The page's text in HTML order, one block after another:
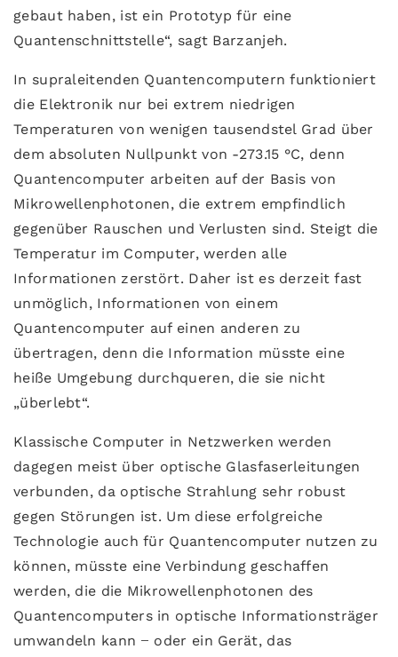
gebaut haben, ist ein Prototyp für eine
Quantenschnittstelle“, sagt Barzanjeh.
In supraleitenden Quantencomputern funktioniert
die Elektronik nur bei extrem niedrigen
Temperaturen von wenigen tausendstel Grad über
dem absoluten Nullpunkt von -273.15 °C, denn
Quantencomputer arbeiten auf der Basis von
Mikrowellenphotonen, die extrem empfindlich
gegenüber Rauschen und Verlusten sind. Steigt die
Temperatur im Computer, werden alle
Informationen zerstört. Daher ist es derzeit fast
unmöglich, Informationen von einem
Quantencomputer auf einen anderen zu
übertragen, denn die Information müsste eine
heiße Umgebung durchqueren, die sie nicht
„überlebt“.
Klassische Computer in Netzwerken werden
dagegen meist über optische Glasfaserleitungen
verbunden, da optische Strahlung sehr robust
gegen Störungen ist. Um diese erfolgreiche
Technologie auch für Quantencomputer nutzen zu
können, müsste eine Verbindung geschaffen
werden, die die Mikrowellenphotonen des
Quantencomputers in optische Informationsträger
umwandeln kann ̶ oder ein Gerät, das